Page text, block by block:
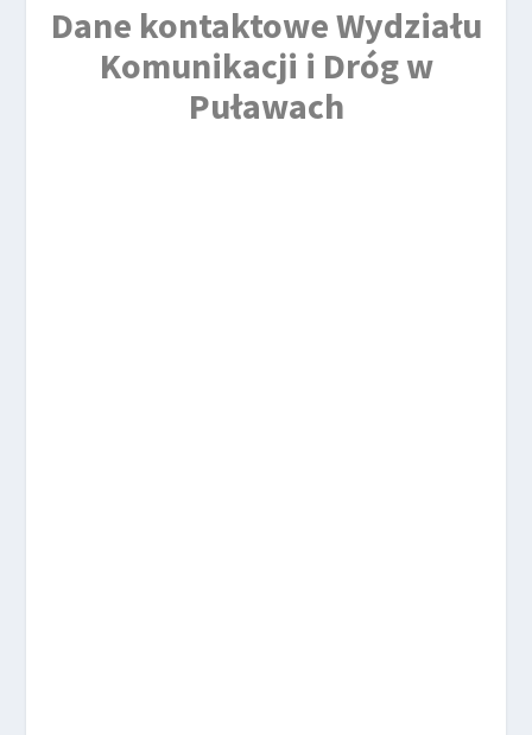
Dane kontaktowe Wydziału
Komunikacji i Dróg w
Puławach